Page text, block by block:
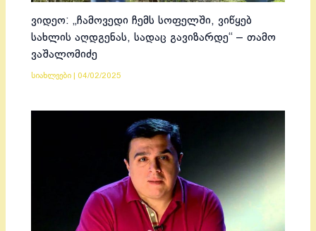
ვიდეო: „ჩამოვედი ჩემს სოფელში, ვიწყებ
სახლის აღდგენას, სადაც გავიზარდე“ – თამო
ვაშალომიძე
სიახლეები 04/02/2025